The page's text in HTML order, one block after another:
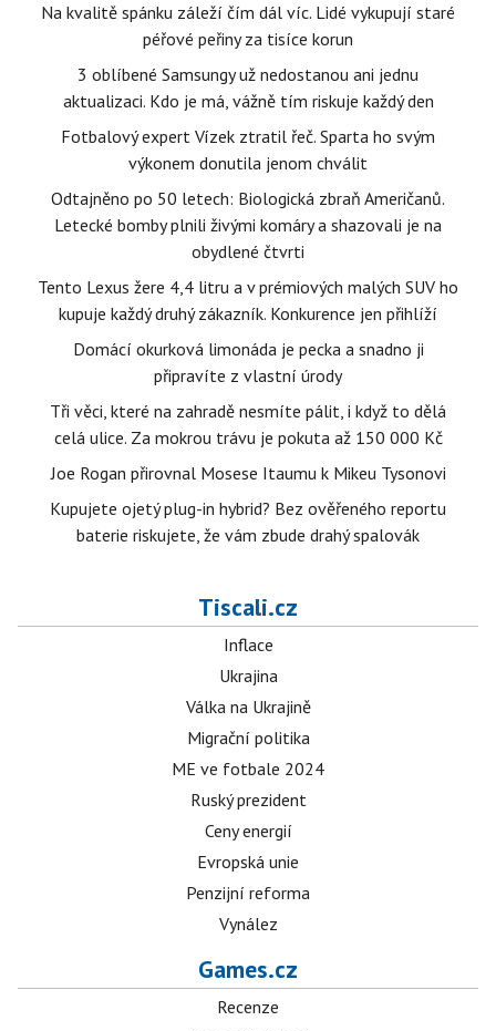
Na kvalitě spánku záleží čím dál víc. Lidé vykupují staré
péřové peřiny za tisíce korun
3 oblíbené Samsungy už nedostanou ani jednu
aktualizaci. Kdo je má, vážně tím riskuje každý den
Fotbalový expert Vízek ztratil řeč. Sparta ho svým
výkonem donutila jenom chválit
Odtajněno po 50 letech: Biologická zbraň Američanů.
Letecké bomby plnili živými komáry a shazovali je na
obydlené čtvrti
Tento Lexus žere 4,4 litru a v prémiových malých SUV ho
kupuje každý druhý zákazník. Konkurence jen přihlíží
Domácí okurková limonáda je pecka a snadno ji
připravíte z vlastní úrody
Tři věci, které na zahradě nesmíte pálit, i když to dělá
celá ulice. Za mokrou trávu je pokuta až 150 000 Kč
Joe Rogan přirovnal Mosese Itaumu k Mikeu Tysonovi
Kupujete ojetý plug-in hybrid? Bez ověřeného reportu
baterie riskujete, že vám zbude drahý spalovák
Tiscali.cz
Inflace
Ukrajina
Válka na Ukrajině
Migrační politika
ME ve fotbale 2024
Ruský prezident
Ceny energií
Evropská unie
Penzijní reforma
Vynález
Games.cz
Recenze